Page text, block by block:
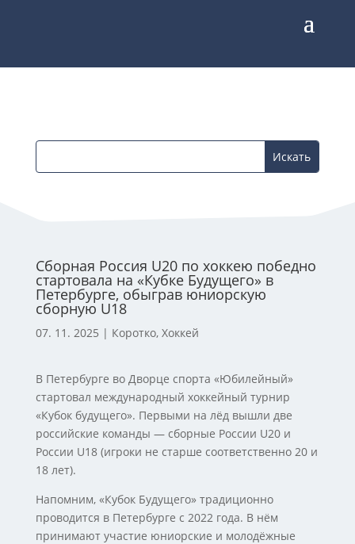
Сборная Россия U20 по хоккею победно
стартовала на «Кубке Будущего» в
Петербурге, обыграв юниорскую
сборную U18
07. 11. 2025 | Коротко, Хоккей
В Петербурге во Дворце спорта «Юбилейный»
стартовал международный хоккейный турнир
«Кубок будущего». Первыми на лёд вышли две
российские команды — сборные России U20 и
России U18 (игроки не старше соответственно 20 и
18 лет).
Напомним, «Кубок Будущего» традиционно
проводится в Петербурге с 2022 года. В нём
принимают участие юниорские и молодёжные